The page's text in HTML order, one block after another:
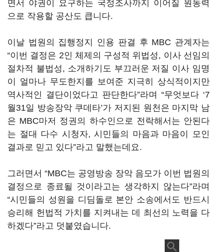
면서 야권이 요구하는 국정조사까지 이어질 원동력
으로 작용할 공산도 큽니다.
이날 법원의 집행정지 인용 판결 후 MBC 관계자는
“이번 결정은 2인 체제의 구성적 위법성, 이사 선임의
절차적 불법성, 소개하기도 부끄러운 저질 이사 임명
이 얼마나 무도한지를 보여준 지극히 상식적이지만
역사적인 결단이었다고 판단한다”라며 “무엇보다 ‘7
월 31일 방송장악 쿠데타’가 저지된 원천은 마지막 남
은 MBC마저 정권의 하수인으로 전락해서는 안된다
는 절대 다수 시청자,시민들의 마음과 마음이 모인
결과로 믿고 있다”라고 말했는데요.
그러면서 “MBC는 공영방송 장악 음모가 이번 법원의
결정으로 종료될 것이라고는 생각하지 않는다”라며
“시민들의 성원을 디딤돌로 본안 소송에서도 반드시
승리해 헌법적 가치를 지켜내는 데 최선의 노력을 다
하겠다”라고 덧붙였습니다.